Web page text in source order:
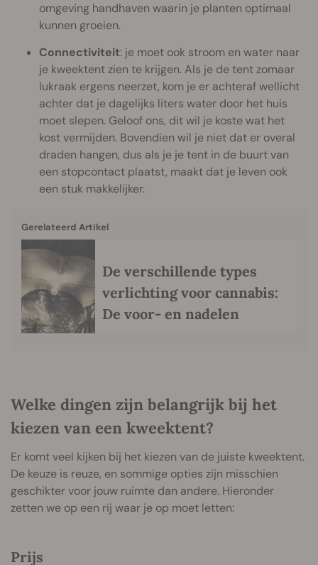
omgeving handhaven waarin je planten optimaal
kunnen groeien.
Connectiviteit: je moet ook stroom en water naar
je kweektent zien te krijgen. Als je de tent zomaar
lukraak ergens neerzet, kom je er achteraf wellicht
achter dat je dagelijks liters water door het huis
moet slepen. Geloof ons, dit wil je koste wat het
kost vermijden. Bovendien wil je niet dat er overal
draden hangen, dus als je je tent in de buurt van
een stopcontact plaatst, maakt dat je leven ook
een stuk makkelijker.
Gerelateerd Artikel
De verschillende types
verlichting voor cannabis:
De voor- en nadelen
Welke dingen zijn belangrijk bij het
kiezen van een kweektent?
Er komt veel kijken bij het kiezen van de juiste kweektent.
De keuze is reuze, en sommige opties zijn misschien
geschikter voor jouw ruimte dan andere. Hieronder
zetten we op een rij waar je op moet letten:
Prijs